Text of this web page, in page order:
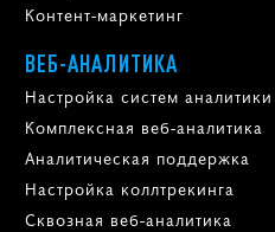
Контент-маркетинг
ВЕБ-АНАЛИТИКА
Настройка систем аналитики
Комплексная веб-аналитика
Аналитическая поддержка
Настройка коллтрекинга
Сквозная веб-аналитика